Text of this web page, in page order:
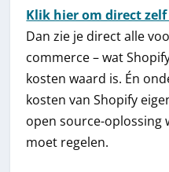
Klik hier om direct
Dan zie je direct alle
commerce – wat
kosten waard is. Én
kosten van Shopify
open source-oplossing
moet regelen.